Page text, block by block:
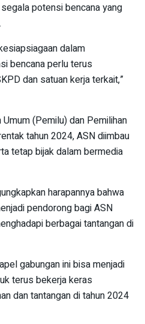
potensi bencana yang
dalam
bencana perlu terus
dan satuan kerja terkait,”
(Pemilu) dan Pemilihan
tahun 2024, ASN diimbau
tetap bijak dalam bermedia
harapannya bahwa
pendorong bagi ASN
berbagai tantangan di
gabungan ini bisa menjadi
terus bekerja keras
dan tantangan di tahun 2024